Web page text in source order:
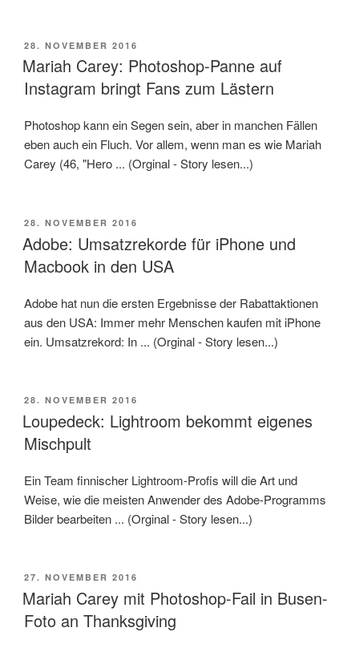
VERÖFFENTLICHT
AM
28. NOVEMBER 2016
Mariah Carey: Photoshop-Panne auf
Instagram bringt Fans zum Lästern
Photoshop kann ein Segen sein, aber in manchen Fällen
eben auch ein Fluch. Vor allem, wenn man es wie Mariah
Carey (46, "Hero ... (Orginal - Story lesen...)
VERÖFFENTLICHT
AM
28. NOVEMBER 2016
Adobe: Umsatzrekorde für iPhone und
Macbook in den USA
Adobe hat nun die ersten Ergebnisse der Rabattaktionen
aus den USA: Immer mehr Menschen kaufen mit iPhone
ein. Umsatzrekord: In ... (Orginal - Story lesen...)
VERÖFFENTLICHT
AM
28. NOVEMBER 2016
Loupedeck: Lightroom bekommt eigenes
Mischpult
Ein Team finnischer Lightroom-Profis will die Art und
Weise, wie die meisten Anwender des Adobe-Programms
Bilder bearbeiten ... (Orginal - Story lesen...)
VERÖFFENTLICHT
AM
27. NOVEMBER 2016
Mariah Carey mit Photoshop-Fail in Busen-
Foto an Thanksgiving